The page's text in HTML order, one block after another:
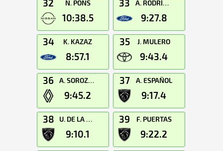
32 N. PONS
10:38.5
33 A. RODRÍGUEZ
9:27.8
34 K. KAZAZ
8:57.1
35 J. MULERO
9:43.4
36 A. SOROZABAL
9:45.2
37 A. ESPAÑOL
9:17.4
38 U. DE LA DEHESA
9:10.1
39 F. PUERTAS
9:22.2